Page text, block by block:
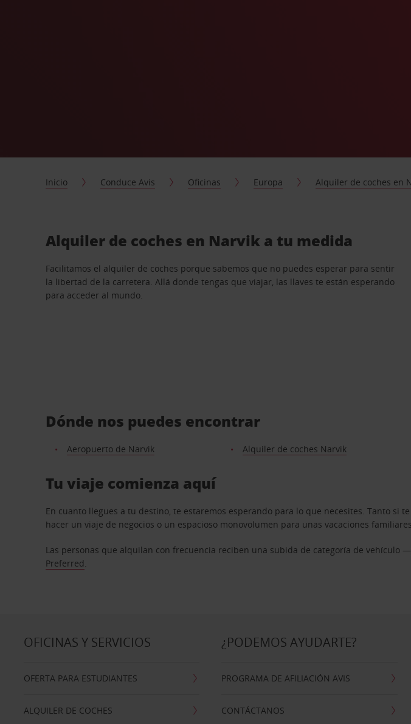
Inicio Conduce Avis Oficinas Europa Alquiler de coches en
Alquiler de coches en Narvik a tu medida
Facilitamos el alquiler de coches porque sabemos que no puedes esperar para sentir
la libertad de la carretera. Allá donde tengas que viajar, las llaves te están esperando
para acceder al mundo.
Dónde nos puedes encontrar
Aeropuerto de Narvik Alquiler de coches Narvik
Tu viaje comienza aquí
En cuanto llegues a tu destino, te estaremos esperando para lo que necesites. Tanto
hacer un viaje de negocios o un espacioso monovolumen para unas vacaciones
Las personas que alquilan con frecuencia reciben una subida de categoría de
Preferred.
OFICINAS Y SERVICIOS
OFERTA PARA ESTUDIANTES
ALQUILER DE COCHES
¿PODEMOS AYUDARTE?
PROGRAMA DE AFILIACIÓN AVIS
CONTÁCTANOS